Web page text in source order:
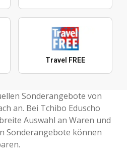
Travel FREE
Sonderangebote von
an. Bei Tchibo Eduscho
Auswahl an Waren und
Sonderangebote können